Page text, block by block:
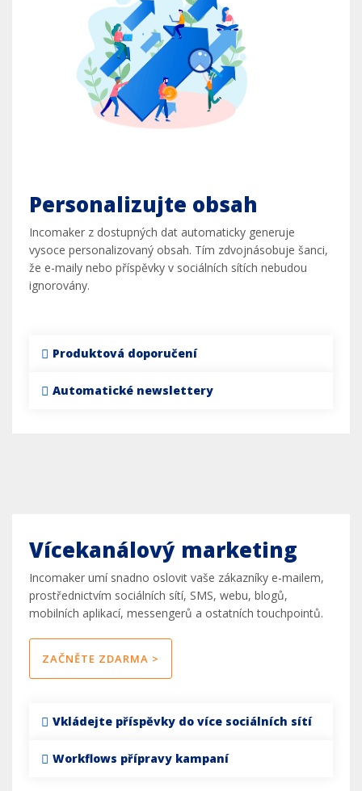
Personalizujte obsah
Incomaker z dostupných dat automaticky generuje
vysoce personalizovaný obsah. Tím zdvojnásobuje šanci,
že e-maily nebo příspěvky v sociálních sítích nebudou
ignorovány.
Produktová doporučení
Automatické newslettery
Vícekanálový marketing
Incomaker umí snadno oslovit vaše zákazníky e-mailem,
prostřednictvím sociálních sítí, SMS, webu, blogů,
mobilních aplikací, messengerů a ostatních touchpointů.
ZAČNĚTE ZDARMA >
Vkládejte příspěvky do více sociálních sítí
Workflows přípravy kampaní